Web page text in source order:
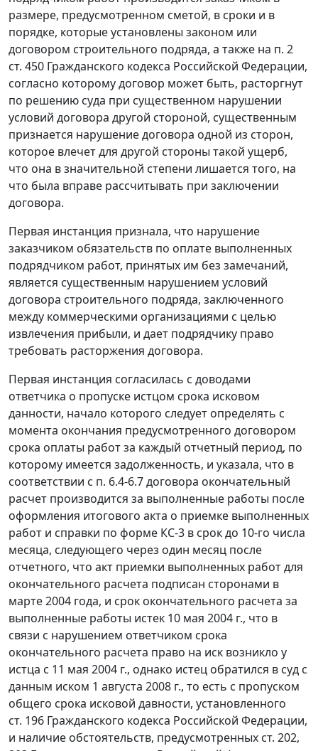
размере, предусмотренном сметой, в сроки и в
порядке, которые установлены законом или
договором строительного подряда, а также на п. 2
ст. 450 Гражданского кодекса Российской Федерации,
согласно которому договор может быть, расторгнут
по решению суда при существенном нарушении
условий договора другой стороной, существенным
признается нарушение договора одной из сторон,
которое влечет для другой стороны такой ущерб,
что она в значительной степени лишается того, на
что была вправе рассчитывать при заключении
договора.
Первая инстанция признала, что нарушение
заказчиком обязательств по оплате выполненных
подрядчиком работ, принятых им без замечаний,
является существенным нарушением условий
договора строительного подряда, заключенного
между коммерческими организациями с целью
извлечения прибыли, и дает подрядчику право
требовать расторжения договора.
Первая инстанция согласилась с доводами
ответчика о пропуске истцом срока исковом
данности, начало которого следует определять с
момента окончания предусмотренного договором
срока оплаты работ за каждый отчетный период, по
которому имеется задолженность, и указала, что в
соответствии с п. 6.4-6.7 договора окончательный
расчет производится за выполненные работы после
оформления итогового акта о приемке выполненных
работ и справки по форме КС-3 в срок до 10-го числа
месяца, следующего через один месяц после
отчетного, что акт приемки выполненных работ для
окончательного расчета подписан сторонами в
марте 2004 года, и срок окончательного расчета за
выполненные работы истек 10 мая 2004 г., что в
связи с нарушением ответчиком срока
окончательного расчета право на иск возникло у
истца с 11 мая 2004 г., однако истец обратился в суд с
данным иском 1 августа 2008 г., то есть c пропуском
общего срока исковой давности, установленного
ст. 196 Гражданского кодекса Российской Федерации,
и наличие обстоятельств, предусмотренных ст. 202,